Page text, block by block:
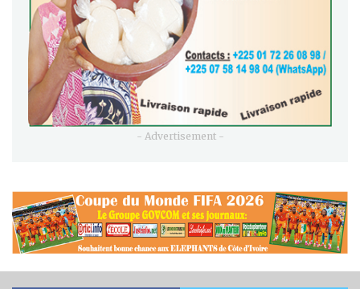
- Advertisement -